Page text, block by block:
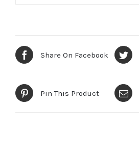
Share On Facebook
Pin This Product